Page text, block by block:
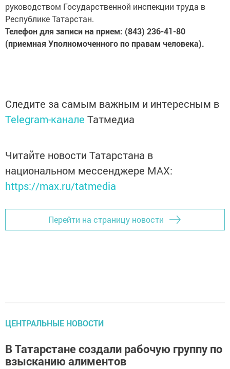
руководством Государственной инспекции труда в
Республике Татарстан.
Телефон для записи на прием: (843) 236-41-80
(приемная Уполномоченного по правам человека).
Следите за самым важным и интересным в
Telegram-канале Татмедиа
Читайте новости Татарстана в
национальном мессенджере MАХ:
https://max.ru/tatmedia
Перейти на страницу новости
ЦЕНТРАЛЬНЫЕ НОВОСТИ
В Татарстане создали рабочую группу по
взысканию алиментов